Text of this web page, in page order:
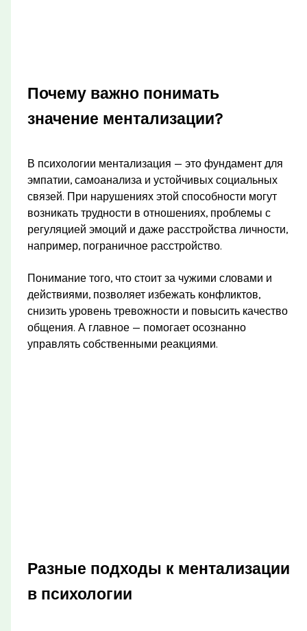
Почему важно понимать
значение ментализации?
В психологии ментализация — это фундамент для
эмпатии, самоанализа и устойчивых социальных
связей. При нарушениях этой способности могут
возникать трудности в отношениях, проблемы с
регуляцией эмоций и даже расстройства личности,
например, пограничное расстройство.
Понимание того, что стоит за чужими словами и
действиями, позволяет избежать конфликтов,
снизить уровень тревожности и повысить качество
общения. А главное — помогает осознанно
управлять собственными реакциями.
Разные подходы к ментализации
в психологии